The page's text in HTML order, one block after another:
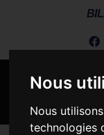
Nous
Nous
technologies